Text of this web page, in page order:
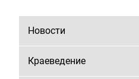
Новости
Краеведение